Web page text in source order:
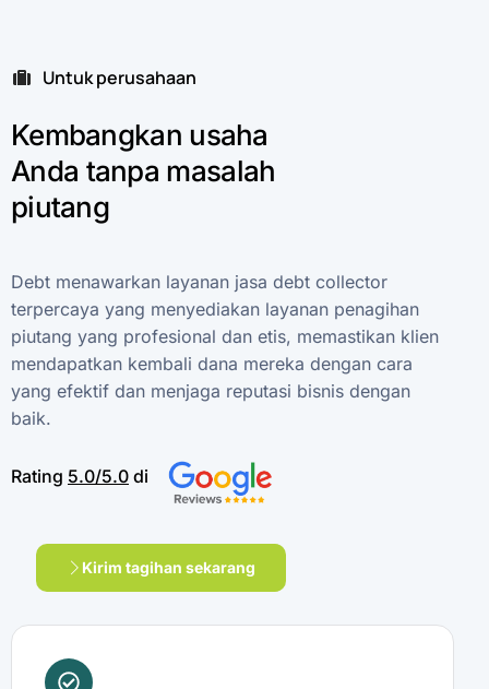
Untuk perusahaan
Kembangkan usaha
Anda tanpa masalah
piutang
Debt menawarkan layanan jasa debt collector
terpercaya yang menyediakan layanan penagihan
piutang yang profesional dan etis, memastikan klien
mendapatkan kembali dana mereka dengan cara
yang efektif dan menjaga reputasi bisnis dengan
baik.
Rating 5.0/5.0 di
Kirim tagihan sekarang